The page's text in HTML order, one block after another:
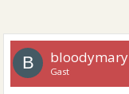
B bloodymary
Gast